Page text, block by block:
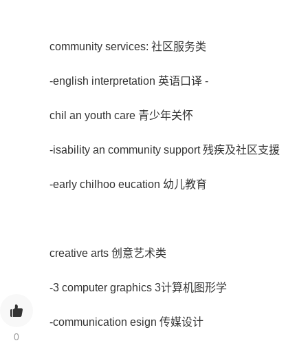
0
community services: 社区服务类
-english interpretation 英语口译 -
chil an youth care 青少年关怀
-isability an community support 残疾及社区支援
-early chilhoo eucation 幼儿教育
creative arts 创意艺术类
-3 computer graphics 3计算机图形学
-communication esign 传媒设计